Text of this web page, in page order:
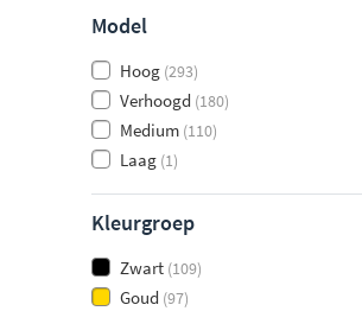
Model
Hoog (293)
Verhoogd (180)
Medium (110)
Laag (1)
Kleurgroep
Zwart (109)
Goud (97)